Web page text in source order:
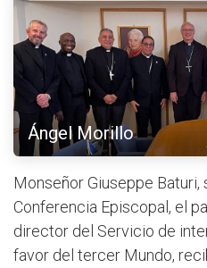
Ángel Morillo
Monseñor Giuseppe
Conferencia Episcopal, el
director del Servicio de
favor del tercer Mundo,